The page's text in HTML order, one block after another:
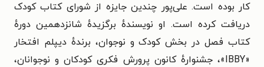
کار بوده است. علی‌پور چندین جایزه از شورای کتاب کودک
دریافت کرده است. او نویسندهٔ برگزیدهٔ شانزدهمین دورهٔ
کتاب فصل در بخش کودک و نوجوان، برندهٔ دیپلم افتخار
«IBBY»، جشنوارهٔ کانون پرورش فکری کودکان و نوجوانان،